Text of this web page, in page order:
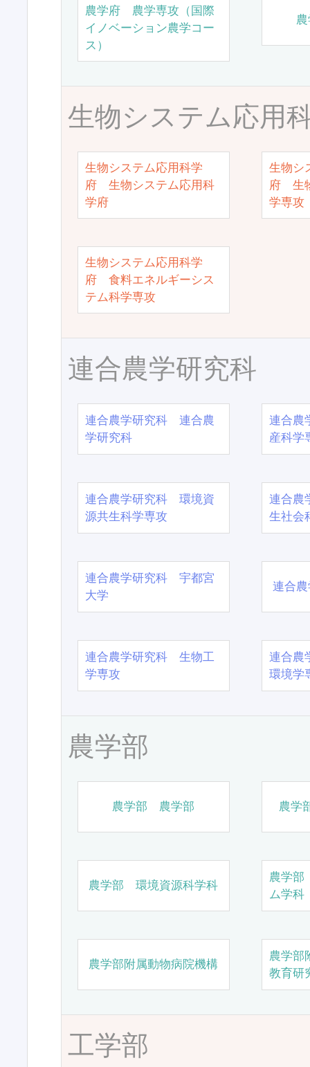
農学府 農学専攻（国際
イノベーション農学コー
ス）
生物システム応用
生物システム応用科学
府 生物システム応用科
学府
生物シ
府 生
学専攻
生物システム応用科学
府 食料エネルギーシス
テム科学専攻
連合農学研究科
連合農学研究科 連合農
学研究科
連合農
産科学
連合農学研究科 環境資
源共生科学専攻
連合農
生社会
連合農学研究科 宇都宮
大学
連合
連合農学研究科 生物工
学専攻
連合農
環境学
農学部
農学部 農学部 農学
農学部 環境資源科学科
農学
ム学科
農学部附属動物病院機構
農学部
教育研
工学部